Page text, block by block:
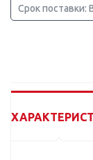
Срок поставки: